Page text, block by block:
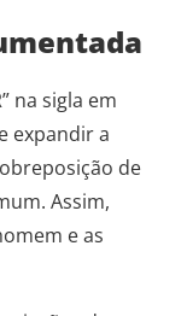
na sigla em
expandir a
de
Assim,
e as